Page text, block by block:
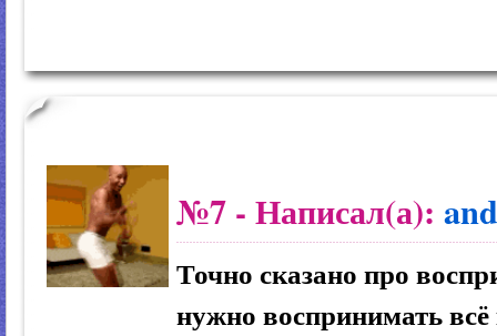
№7 - Написал(а):
Точно сказано про
нужно воспринимать всё